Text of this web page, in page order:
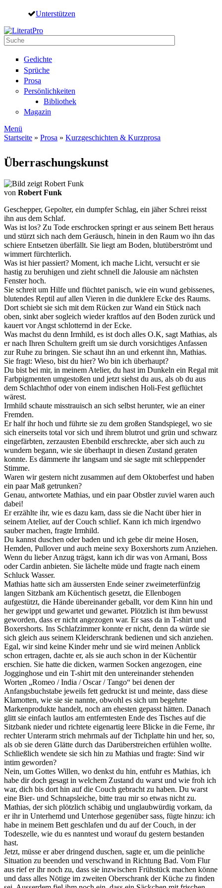
Direkt zum Inhalt
Unterstützen
Suche
Gedichte
Sprüche
Prosa
Persönlichkeiten
Bibliothek
Magazin
Menü
Startseite » Prosa » Kurzgeschichten & Kurzprosa
Überraschungskunst
von Robert Funk
Geschepper, Gepolter, ein dumpfer Schlag, ein jäher Schrei reisst
ihn aus dem Schlaf.
Was ist los? Zu Tode erschrocken springt er aus seinem Bett heraus
und stürzt sich nach dem Geräusch, hinein in den Raum wo ihn das
schiere Entsetzen überfällt. Sie liegt am Boden, blutüberströmt und
wimmert fürchterlich.
Was ist hier passiert? Moment, ich mache Licht, versucht er sie
hastig zu beruhigen und zieht schnell die Jalousie am nächsten
Fenster hoch.
Sie schreit um Hilfe und flüchtet panisch, wie ein wund gebissenes,
blutendes Reptil auf allen Vieren in die dunklere Ecke des Raums.
Dort schiebt sie sich mit dem Rücken zur Wand ein Stück nach
oben, sinkt aber sogleich wieder kraftlos auf den Boden zurück und
kauert vor Angst schlotternd in der Ecke.
Was machst du denn Irmhild, es ist doch alles O.K, sagt Mathias, als
er nach Ihren Schultern greift um sie durch vorsichtiges Anfassen
zur Ruhe zu bringen. Sie schaut ihn an und erkennt ihn, Mathias.
Sie fragt: Wieso, bist du hier? Wo bin ich überhaupt?
Du bist bei mir, in meinem Atelier, du hast im Dunkeln ein Regal mit
Farbpigmenten umgestoßen und jetzt siehst du aus, als ob du aus
dem Schlachthof oder von einem indischen Holi-Fest geflüchtet
wärest.
Irmhild schaute misstrauisch an sich selbst herunter, wie an einer
Fremden.
Er half ihr hoch und führte sie zu dem großen Standspiegel, wo sie
sich einerseits total vor sich und ihrem blutrot und grün und schwarz
eingefärbten, zerzausten Ebenbild erschreckte, aber sich auch zu
wundern begann, wie sie überhaupt in diesen Zustand geraten
konnte. Es dämmerte ihr langsam und sie sagte mit schleppender
Stimme.
Waren wir gestern nicht zusammen auf dem Oktoberfest und haben
ein paar Maß getrunken?
Genau, antwortete Mathias, und ein paar Obstler zuviel waren auch
dabei!
Er erzählte ihr, wie es dazu kam, dass sie die Nacht über hier in
seinem Atelier, auf der Couch schlief. Kann ich mich irgendwo
sauber machen, fragte Irmhild.
Du kannst duschen oder baden und ich gebe dir meine Hosen,
Hemden, Pullover und auch meine sexy Boxershorts zum Anziehen.
Wenn du lieber Anzug trägst, kann ich dir was von Armani, Boss
oder Cardin anbieten. Sie lächelte müde und fragte nach einem
Schluck Wasser.
Mathias hatte sich am äussersten Ende seiner zweimeterfünfzig
langen Sitzbank am Küchentisch gesetzt, die Ellenbogen
aufgestützt, die Hände übereinander geballt, vor dem Kinn hin und
her gewippt und gewartet und gewartet. Plötzlich ist ihm bewusst
geworden, dass er nicht angezogen war. Er sass da in T-shirt und
Boxershorts. Ins Schlafzimmer konnte er nicht, denn da würde sie
sich gleich aus seinem Kleiderschrank bedienen und sich anziehen.
Egal, wir sind keine Kinder mehr und sie wird meinen Anblick
schon ertragen, dachte er, als sie auch schon in der Küchentür
erschien. Sie hatte die dicken, warmen Socken angezogen, eine
Jogginghose und ein T-shirt mit den untereinander stehenden
Worten „Romeo / India / Oscar / Tango“ bei denen der
Anfangsbuchstabe jeweils fett gedruckt ist und meinte, dass diese
Klamotten, wie sie sie nannte, obwohl es sich um begehrte
Markenprodukte handelt, noch am ehesten gepasst hätten. Danach
glitt sie einfach lautlos am entferntesten Ende des Tisches auf die
Sitzbank nieder und richtete eigenartig leere Blicke in die Ferne, ihr
rechter Unterarm strich mehrmals auf der Tichplatte hin und her, so,
als ob sie deren Glätte durch das Darüberstreichen erfühlen wollte.
Schließlich wendete sie sich hin zu Mathias und fragte: Sind wir
intim geworden?
Nein, um Gottes Willen, wo denkst du hin, entfuhr es Mathias, ich
habe dir doch gesagt in welchem Zustand du warst und wie froh ich
war, dich bis dort hin auf die Couch gebracht zu haben. Du warst
eine Bier- und Schnapsleiche, bitte trau mir so etwas nicht zu.
Mathias, der sich plötzlich schäbig und unglaubwürdig vorkam, da
er ihr in Unterhemd und Unterhose gegenüber sass, fügte hinzu: ich
habe in meinem Bett geschlafen und du auf der Couch, in der
Todeszelle, wie du es nanntest und worauf du gestern bestanden
hast.
Jetzt, müsse er aber dringend duschen, sagte er, um die peinliche
Situation zu beenden und verschwand in Richtung Bad. Vom Flur
aus rief er ihr noch zu, dass sie inzwischen Frühstück machen könne
und dass alles Nötige im zweiten Oberschrank der Küche zu finden